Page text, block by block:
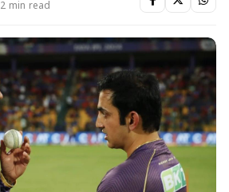
2 min read